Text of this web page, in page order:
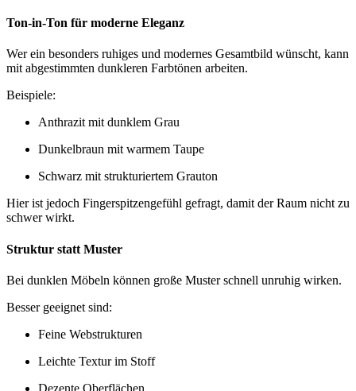
Ton-in-Ton für moderne Eleganz
Wer ein besonders ruhiges und modernes Gesamtbild wünscht, kann
mit abgestimmten dunkleren Farbtönen arbeiten.
Beispiele:
Anthrazit mit dunklem Grau
Dunkelbraun mit warmem Taupe
Schwarz mit strukturiertem Grauton
Hier ist jedoch Fingerspitzengefühl gefragt, damit der Raum nicht zu
schwer wirkt.
Struktur statt Muster
Bei dunklen Möbeln können große Muster schnell unruhig wirken.
Besser geeignet sind:
Feine Webstrukturen
Leichte Textur im Stoff
Dezente Oberflächen